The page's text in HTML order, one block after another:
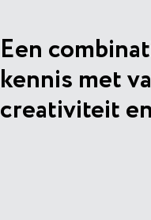
Een
kennis met
creativiteit